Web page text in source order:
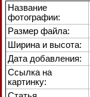
Название
фотографии:
Размер файла:
Ширина и высота:
Дата добавления:
Ссылка на
картинку: